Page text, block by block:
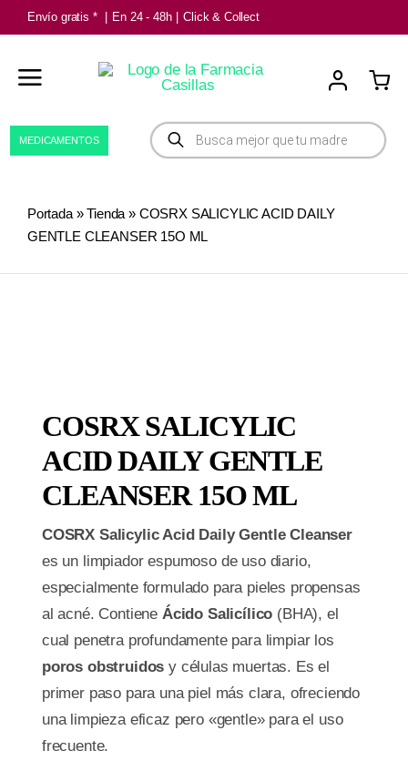
Saltar
al
contenido
Envío gratis * En 24 - 48h Click & Collect
Búsqueda
de
productos
MEDICAMENTOS
Portada»Tienda » COSRX SALICYLIC ACID DAILY
GENTLE CLEANSER 15O ML
COSRX SALICYLIC
ACID DAILY GENTLE
CLEANSER 15O ML
COSRX Salicylic Acid Daily Gentle Cleanser
es un limpiador espumoso de uso diario,
especialmente formulado para pieles propensas
al acné. Contiene Ácido Salicílico (BHA), el
cual penetra profundamente para limpiar los
poros obstruidos y células muertas. Es el
primer paso para una piel más clara, ofreciendo
una limpieza eficaz pero «gentle» para el uso
frecuente.